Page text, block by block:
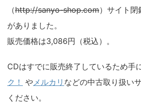
（http://sanyo-shop.com）サイト閉
がありました。
販売価格は3,086円（税込）。
CDはすでに販売終了しているため手
ク！ やメルカリ などの中古取り扱い
ください。